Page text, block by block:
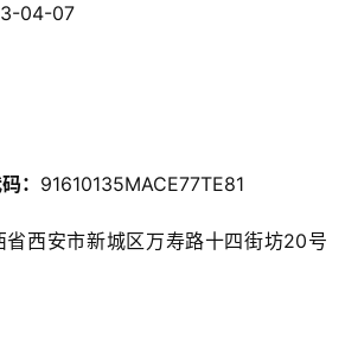
04-07
： 91610135MACE77TE81
省西安市新城区万寿路十四街坊20号